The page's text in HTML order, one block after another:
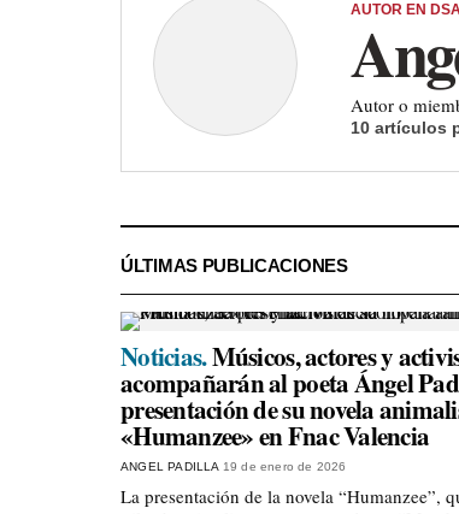
AUTOR EN
Autor o
10 artículos
ÚLTIMAS PUBLICACIONES
Noticias.Músicos, actores y
acompañarán al poeta Ángel
presentación de su novela
«Humanzee» en Fnac Valencia
ANGEL PADILLA 19 de enero de 2026
La presentación de la novela “Humanzee”,